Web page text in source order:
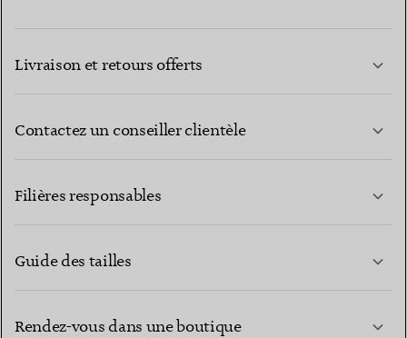
Livraison et retours offerts
Contactez un conseiller clientèle
Filières responsables
Guide des tailles
Rendez-vous dans une boutique